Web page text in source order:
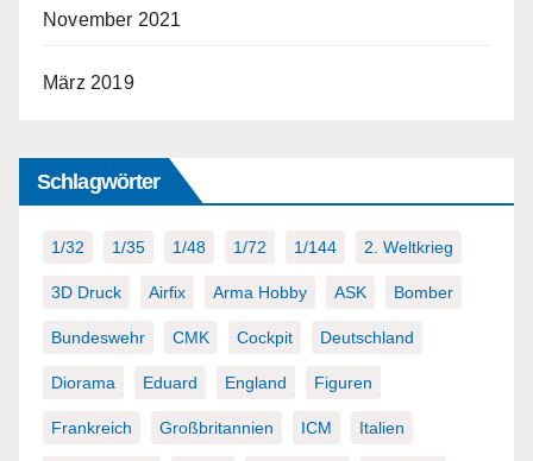
November 2021
März 2019
Schlagwörter
1/32 1/35 1/48 1/72 1/144 2. Weltkrieg
3D Druck Airfix Arma Hobby ASK Bomber
Bundeswehr CMK Cockpit Deutschland
Diorama Eduard England Figuren
Frankreich Großbritannien ICM Italien